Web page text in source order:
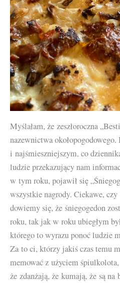
Myślałam, że zeszłoroczna
nazewnictwa
i najśmieszniejszym, co
ludzie przekazujący nam
w tym roku, pojawił się
wszystkie nagrody. Ciekawe,
dowiemy się, że śniegogedon
roku, tak jak w roku ubiegłym
którego to wyrazu ponoć ludzie
Za to ci, którzy jakiś czas temu
memować z użyciem
że zdanżają, że kumają, że są